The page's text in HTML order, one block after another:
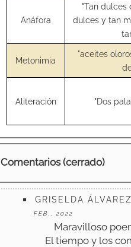
Anáfora
"Tan dulces
dulces y tan
Metonimia
"aceites
Aliteración "Dos
Comentarios (cerrado)
GRISELDA ÁLVAREZ
FEB., 2022
Maravilloso
El tiempo y los